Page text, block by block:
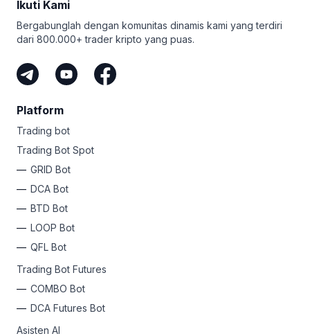
GRID bot canggihini!
Ikuti Kami
Bergabunglah dengan komunitas dinamis kami yang terdiri
dari 800.000+ trader kripto yang puas.
Platform
Trading bot
Trading Bot Spot
GRID Bot
DCA Bot
BTD Bot
LOOP Bot
QFL Bot
Trading Bot Futures
COMBO Bot
DCA Futures Bot
Asisten AI